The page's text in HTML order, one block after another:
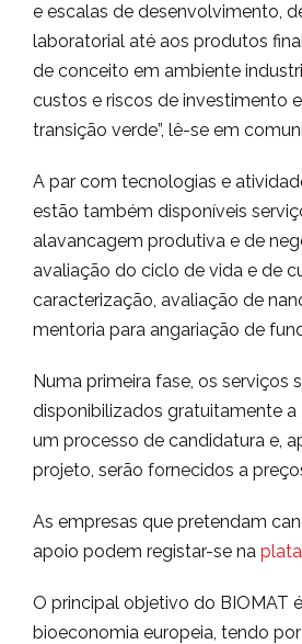
e escalas de desenvolvimento,
laboratorial até aos produtos
de conceito em ambiente
custos e riscos de investimento
transição verde”, lê-se em
A par com tecnologias e
estão também disponíveis
alavancagem produtiva e de
avaliação do ciclo de vida e de
caracterização, avaliação de
mentoria para angariação de
Numa primeira fase, os serviços
disponibilizados gratuitamente a
um processo de candidatura e,
projeto, serão fornecidos a
As empresas que pretendam
apoio podem registar-se na
O principal objetivo do BIOMAT
bioeconomia europeia, tendo